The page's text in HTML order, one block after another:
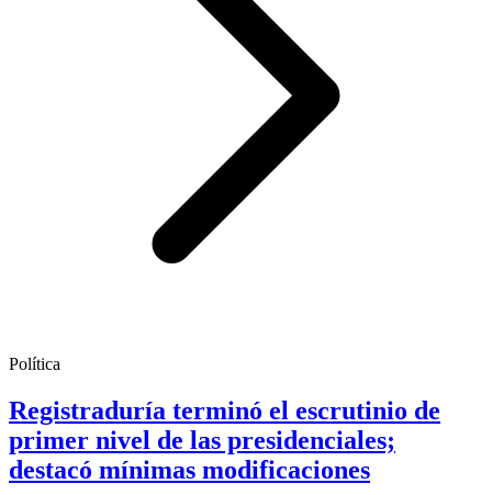
Política
Registraduría terminó el escrutinio de
primer nivel de las presidenciales;
destacó mínimas modificaciones